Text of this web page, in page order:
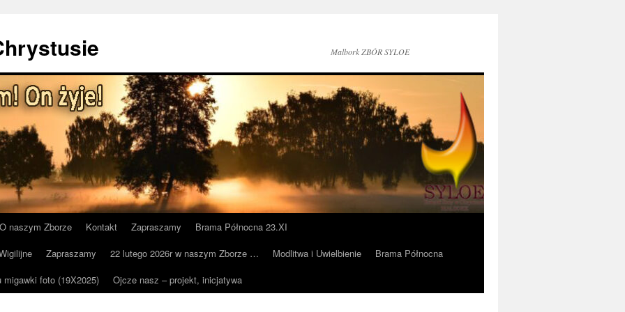
Malbork ZBÓR SYLOE
O naszym Zborze Kontakt Zapraszamy
Brama Północna 23.XI
Zapraszamy 22 lutego 2026r w naszym Zborze … Modlitwa i Uwielbienie
Brama Północna
foto (19X2025) Ojcze nasz – projekt, inicjatywa